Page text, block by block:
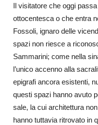
Il visitatore che oggi
ottocentesca o che entra
Fossoli, ignaro delle
spazi non riesce a
Sammarini; come nella
l’unico accenno alla
epigrafi ancora esistenti,
questi spazi hanno avuto
sale, la cui architettura
hanno tuttavia ritrovato in